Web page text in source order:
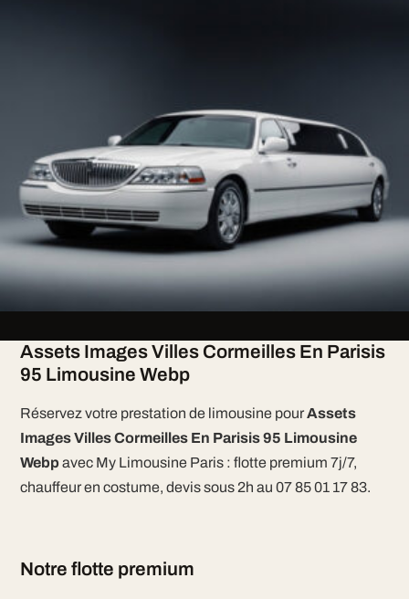
Assets Images Villes Cormeilles En Parisis
95 Limousine Webp
Réservez votre prestation de limousine pourAssets
Images Villes Cormeilles En Parisis 95 Limousine
Webpavec My Limousine Paris : flotte premium 7j/7,
chauffeur en costume, devis sous 2h au 07 85 01 17 83.
Notre flotte premium